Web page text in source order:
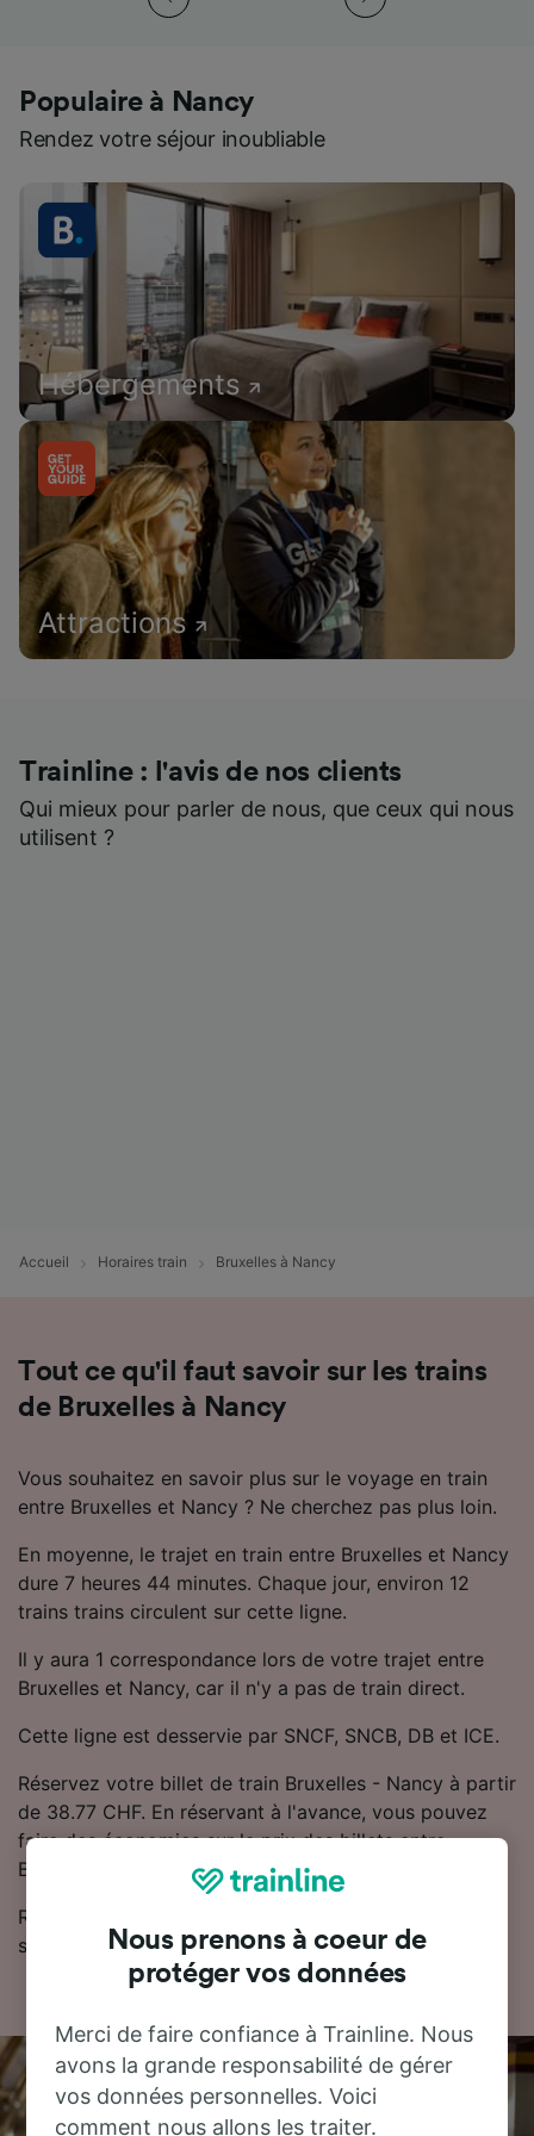
Populaire à Nancy
Rendez votre séjour inoubliable
Hébergements
Attractions
Trainline : l'avis de nos clients
Qui mieux pour parler de nous, que ceux qui nous
utilisent ?
Accueil Horaires train Bruxelles à Nancy
Tout ce qu'il faut savoir sur les trains
de Bruxelles à Nancy
Vous souhaitez en savoir plus sur le voyage en train
entre Bruxelles et Nancy ? Ne cherchez pas plus loin.
En moyenne, le trajet en train entre Bruxelles et Nancy
dure 7 heures 44 minutes. Chaque jour, environ 12
trains trains circulent sur cette ligne.
Il y aura 1 correspondance lors de votre trajet entre
Bruxelles et Nancy, car il n'y a pas de train direct.
Cette ligne est desservie par SNCF, SNCB, DB et ICE.
Réservez votre billet de train Bruxelles - Nancy à partir
de 38.77 CHF. En réservant à l'avance, vous pouvez
faire des économies sur le prix des billets entre
Bruxelles et Nancy.
Retrouvez les horaires et les billets de train pas chers
sur notre planificateur de voyage.
Nous prenons à coeur de
protéger vos données
Merci de faire confiance à Trainline. Nous
avons la grande responsabilité de gérer
vos données personnelles. Voici
comment nous allons les traiter.